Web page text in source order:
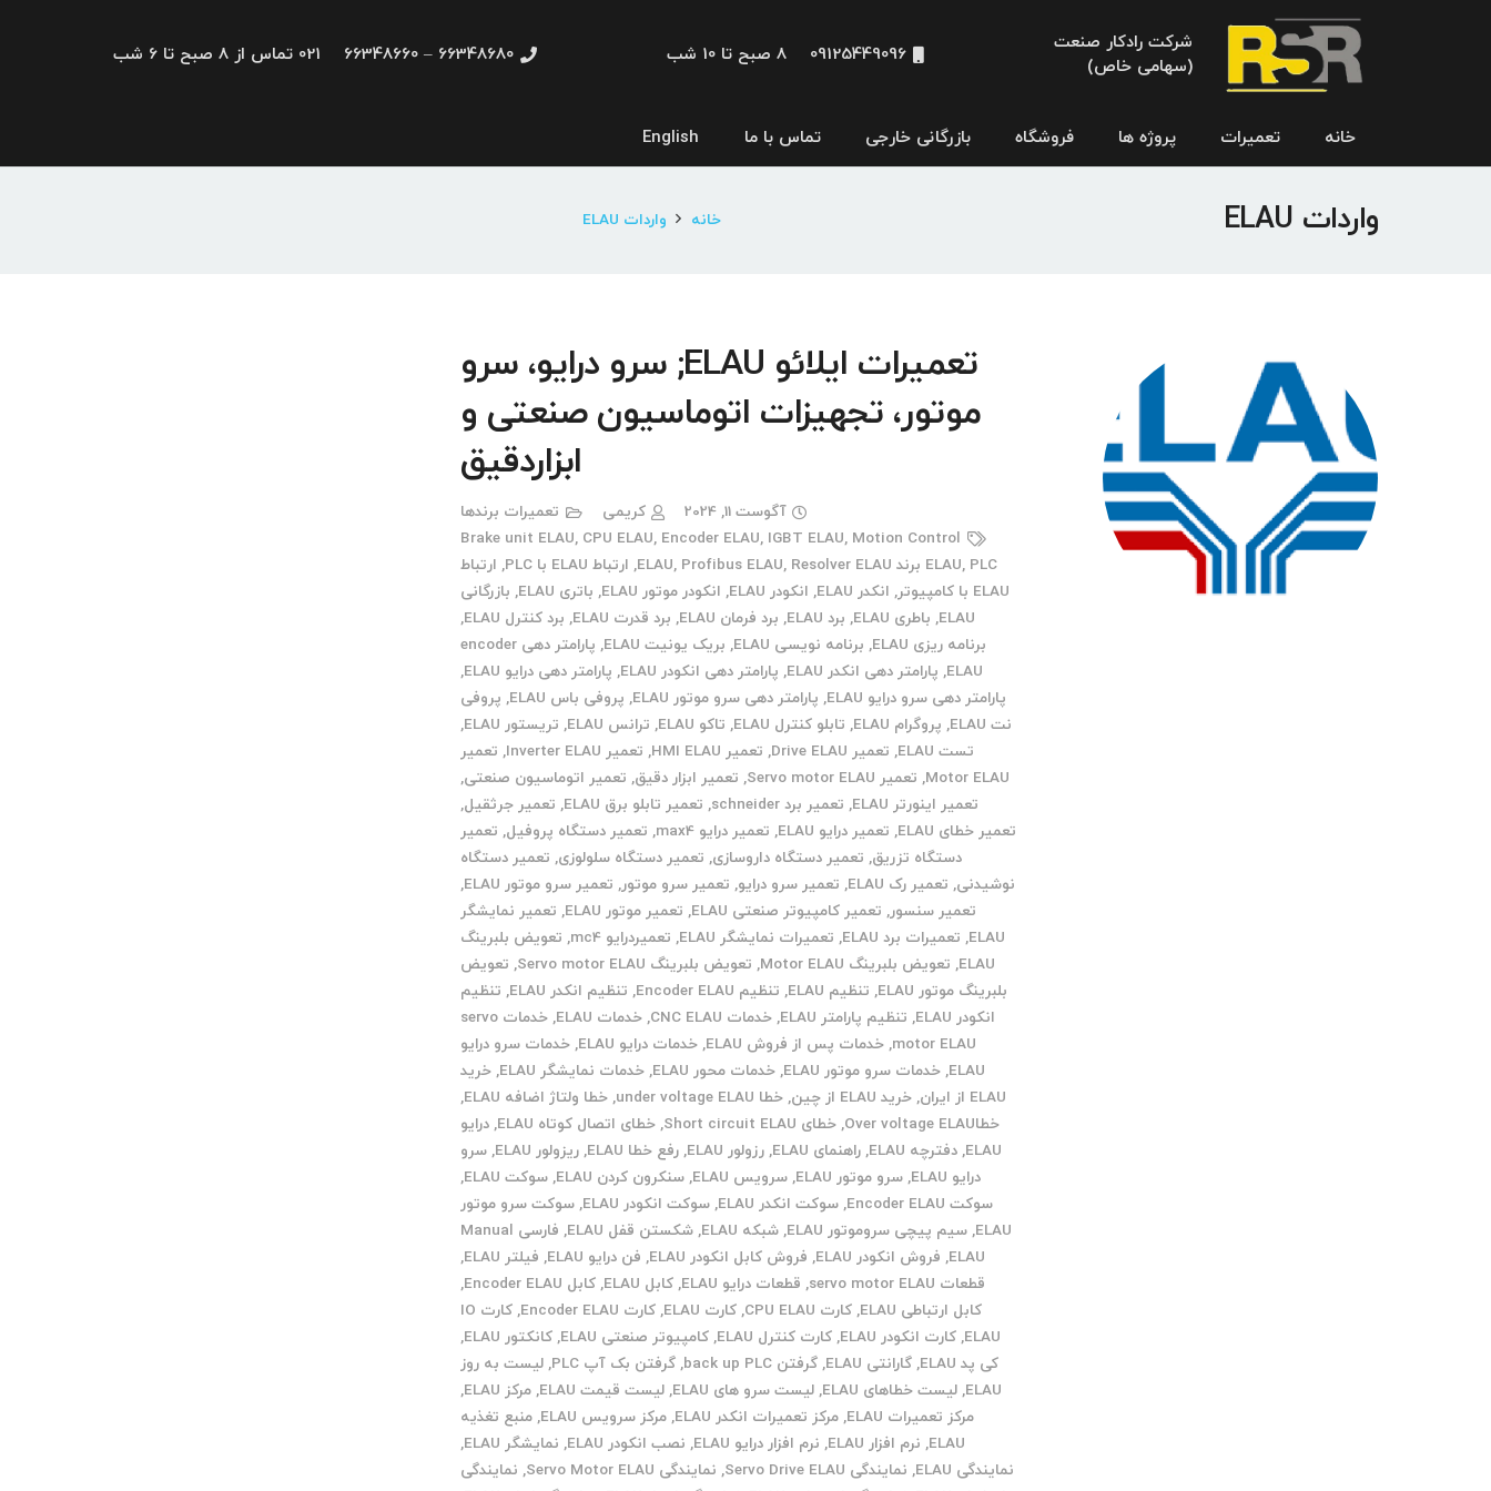
شرکت رادکار صنعت
(سهامی خاص)
09125449096 8 صبح تا 10 شب 66348680 – 66348660 021 تماس از 8 صبح تا 6 شب
خانه تعمیرات پروژه ها فروشگاه بازرگانی خارجی تماس با ما English
واردات ELAU خانه واردات ELAU
تعمیرات ایلائو ELAU; سرو درایو، سرو
موتور، تجهیزات اتوماسیون صنعتی و
ابزاردقیق
آگوست 11, 2024 کریمی
تعمیرات برندها
Brake unit ELAU, CPU ELAU, Encoder ELAU, IGBT ELAU, Motion Control
ELAU, PLC برند ELAU , Profibus ELAU, Resolver ELAU
, ارتباط ELAU با PLC , ارتباط
ELAU با کامپیوتر
, انکدر ELAU , انکودر ELAU , انکودر موتور ELAU , باتری ELAU , بازرگانی
ELAU
, باطری ELAU , برد ELAU , برد فرمان ELAU , برد قدرت ELAU , برد کنترل ELAU
,
برنامه ریزی ELAU
, برنامه نویسی ELAU , بریک یونیت ELAU ,
پارامتر دهی encoder
ELAU
, پارامتر دهی انکدر ELAU , پارامتر دهی انکودر ELAU , پارامتر دهی درایو ELAU
,
پارامتر دهی سرو درایو ELAU
, پارامتر دهی سرو موتور ELAU , پروفی باس ELAU , پروفی
نت ELAU
, پروگرام ELAU , تابلو کنترل ELAU , تاکو ELAU , ترانس ELAU , تریستور ELAU
,
تست ELAU
, تعمیر Drive ELAU , تعمیر HMI ELAU , تعمیر Inverter ELAU , تعمیر
Motor ELAU
, تعمیر Servo motor ELAU , تعمیر ابزار دقیق, تعمیر اتوماسیون صنعتی,
تعمیر اینورتر ELAU
, تعمیر برد schneider , تعمیر تابلو برق ELAU , تعمیر جرثقیل,
تعمیر خطای ELAU
, تعمیر درایو ELAU , تعمیر درایو max4 , تعمیر دستگاه پروفیل, تعمیر
دستگاه تزریق, تعمیر دستگاه داروسازی, تعمیر دستگاه سلولوزی, تعمیر دستگاه
نوشیدنی, تعمیر رک ELAU , تعمیر سرو درایو, تعمیر سرو موتور, تعمیر سرو موتور ELAU
,
تعمیر سنسور, تعمیر کامپیوتر صنعتی ELAU , تعمیر موتور ELAU , تعمیر نمایشگر
ELAU
, تعمیرات برد ELAU , تعمیرات نمایشگر ELAU , تعمیردرایو mc4 , تعویض بلبرینگ
ELAU
, تعویض بلبرینگ Motor ELAU , تعویض بلبرینگ Servo motor ELAU , تعویض
بلبرینگ موتور ELAU
, تنظیم ELAU , تنظیم Encoder ELAU , تنظیم انکدر ELAU , تنظیم
انکودر ELAU
, تنظیم پارامتر ELAU , خدمات CNC ELAU , خدمات ELAU ,
خدمات servo
motor ELAU
, خدمات پس از فروش ELAU , خدمات درایو ELAU , خدمات سرو درایو
ELAU
, خدمات سرو موتور ELAU , خدمات محور ELAU , خدمات نمایشگر ELAU , خرید
ELAU از ایران
, خرید ELAU از چین , خطا under voltage ELAU , خطا ولتاژ اضافه ELAU
,
خطاOver voltage ELAU
, خطای Short circuit ELAU , خطای اتصال کوتاه ELAU , درایو
ELAU
, دفترچه ELAU , راهنمای ELAU , رزولور ELAU , رفع خطا ELAU , ریزولور ELAU , سرو
درایو ELAU
, سرو موتور ELAU , سرویس ELAU , سنکرون کردن ELAU , سوکت ELAU
,
سوکت Encoder ELAU
, سوکت انکدر ELAU , سوکت انکودر ELAU , سوکت سرو موتور
ELAU
, سیم پیچی سروموتور ELAU , شبکه ELAU , شکستن قفل ELAU ,
فارسی Manual
ELAU
, فروش انکودر ELAU , فروش کابل انکودر ELAU , فن درایو ELAU , فیلتر ELAU
,
قطعات servo motor ELAU
, قطعات درایو ELAU , کابل ELAU , کابل Encoder ELAU
,
کابل ارتباطی ELAU
, کارت CPU ELAU , کارت ELAU , کارت Encoder ELAU ,
کارت IO
ELAU
, کارت انکودر ELAU , کارت کنترل ELAU , کامپیوتر صنعتی ELAU , کانکتور ELAU
,
کی پد ELAU
, گارانتی ELAU , گرفتن back up PLC , گرفتن بک آپ PLC , لیست به روز
ELAU
, لیست خطاهای ELAU , لیست سرو های ELAU , لیست قیمت ELAU , مرکز ELAU
,
مرکز تعمیرات ELAU
, مرکز تعمیرات انکدر ELAU , مرکز سرویس ELAU , منبع تغذیه
ELAU
, نرم افزار ELAU , نرم افزار درایو ELAU , نصب انکودر ELAU , نمایشگر ELAU
,
نمایندگی ELAU
, نمایندگی Servo Drive ELAU , نمایندگی Servo Motor ELAU , نمایندگی